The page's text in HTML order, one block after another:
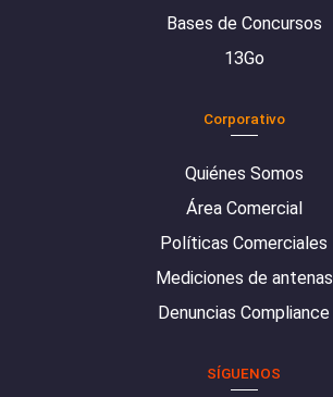
Bases de Concursos
13Go
Corporativo
Quiénes Somos
Área Comercial
Políticas Comerciales
Mediciones de antenas
Denuncias Compliance
SÍGUENOS